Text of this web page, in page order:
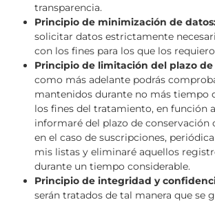
transparencia.
Principio de minimización de
solicitar datos estrictamente
con los fines para los que los
Principio de limitación del plazo de
como más adelante podrás
mantenidos durante no más tiempo
los fines del tratamiento, en función
informaré del plazo de conservación
en el caso de suscripciones,
mis listas y eliminaré aquellos
durante un tiempo considerable.
Principio de integridad y
serán tratados de tal manera que se